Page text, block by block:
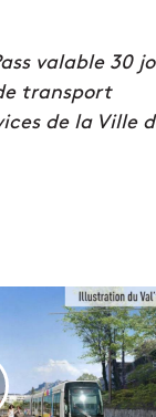
valable 30
transport
de la Ville